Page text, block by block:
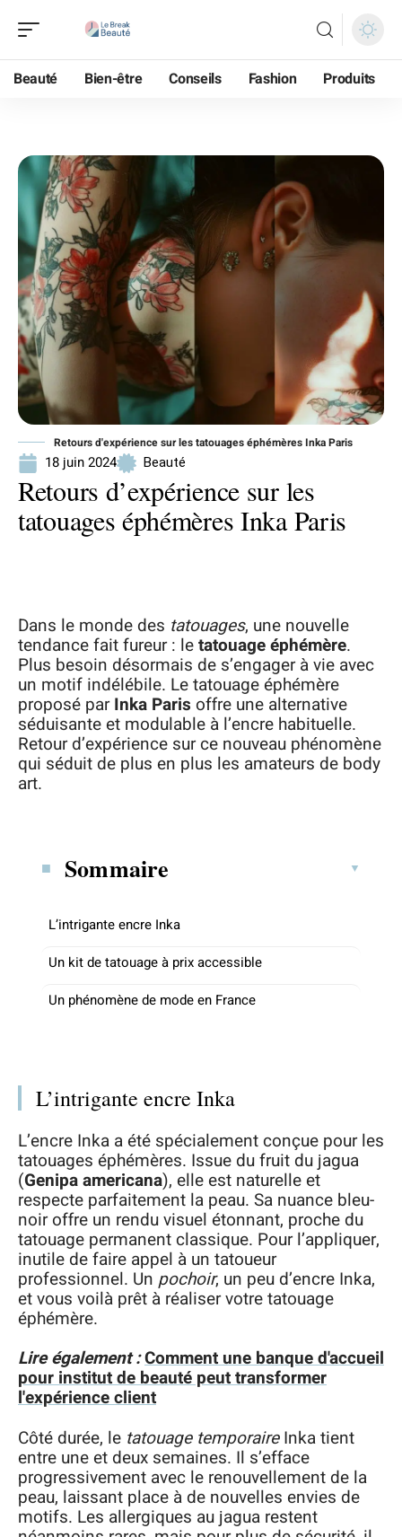
Beauté Bien-être Conseils Fashion Produits
Retours d'expérience sur les tatouages éphémères Inka Paris
18 juin 2024 Beauté
Retours d’expérience sur les
tatouages éphémères Inka Paris
Dans le monde des tatouages, une nouvelle
tendance fait fureur : letatouage éphémère.
Plus besoin désormais de s’engager à vie avec
un motif indélébile. Le tatouage éphémère
proposé parInka Paris offre une alternative
séduisante et modulable à l’encre habituelle.
Retour d’expérience sur ce nouveau phénomène
qui séduit de plus en plus les amateurs de body
art.
Sommaire
L’intrigante encre Inka
Un kit de tatouage à prix accessible
Un phénomène de mode en France
L’intrigante encre Inka
L’encre Inka a été spécialement conçue pour les
tatouages éphémères. Issue du fruit du jagua
(Genipa americana), elle est naturelle et
respecte parfaitement la peau. Sa nuance bleu-
noir offre un rendu visuel étonnant, proche du
tatouage permanent classique. Pour l’appliquer,
inutile de faire appel à un tatoueur
professionnel. Un pochoir, un peu d’encre Inka,
et vous voilà prêt à réaliser votre tatouage
éphémère.
Lire également :Comment une banque d'accueil
pour institut de beauté peut transformer
l'expérience client
Côté durée, le tatouage temporaireInka tient
entre une et deux semaines. Il s’efface
progressivement avec le renouvellement de la
peau, laissant place à de nouvelles envies de
motifs. Les allergiques au jagua restent